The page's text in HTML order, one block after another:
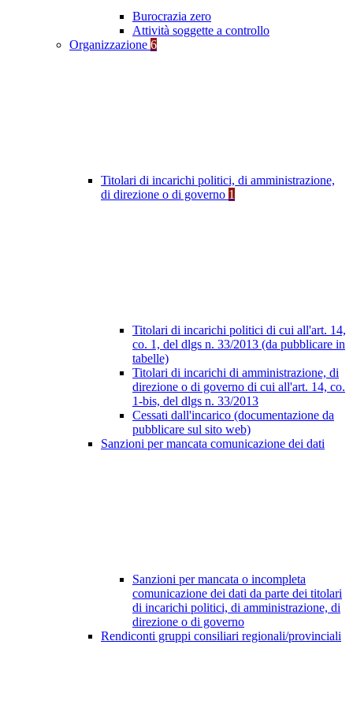
Burocrazia zero
Attività soggette a controllo
Organizzazione 6
Titolari di incarichi politici, di amministrazione,
di direzione o di governo 1
Titolari di incarichi politici di cui all'art. 14,
co. 1, del dlgs n. 33/2013 (da pubblicare in
tabelle)
Titolari di incarichi di amministrazione, di
direzione o di governo di cui all'art. 14, co.
1-bis, del dlgs n. 33/2013
Cessati dall'incarico (documentazione da
pubblicare sul sito web)
Sanzioni per mancata comunicazione dei dati
Sanzioni per mancata o incompleta
comunicazione dei dati da parte dei titolari
di incarichi politici, di amministrazione, di
direzione o di governo
Rendiconti gruppi consiliari regionali/provinciali